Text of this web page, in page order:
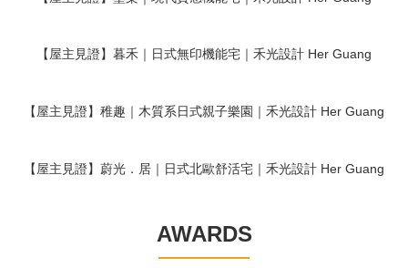
【屋主見證】暮禾｜日式無印機能宅｜禾光設計 Her Guang
【屋主見證】稚趣｜木質系日式親子樂園｜禾光設計 Her Guang
【屋主見證】蔚光．居｜日式北歐舒活宅｜禾光設計 Her Guang
AWARDS